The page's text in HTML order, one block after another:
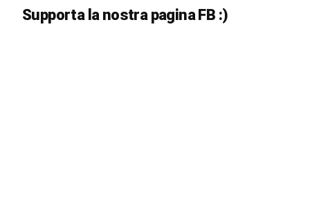
Supporta la nostra pagina FB :)